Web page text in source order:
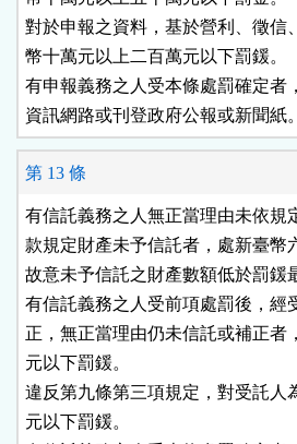
對於申報之資料，基於營利、徵信
幣十萬元以上二百萬元以下罰鍰。
有申報義務之人受本條處罰確定者
資訊網路或刊登政府公報或新聞紙。
第 13 條
有信託義務之人無正當理由未依規
款規定財產未予信託者，處新臺幣
故意未予信託之財產數額低於罰鍰
有信託義務之人受前項處罰後，經
正，無正當理由仍未信託或補正者
元以下罰鍰。
違反第九條第三項規定，對受託人
元以下罰鍰。